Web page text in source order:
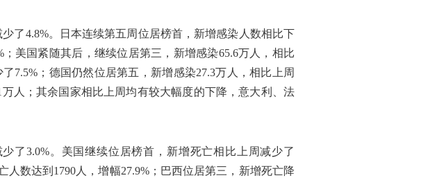
了4.8%。日本连续第五周位居榜首，新增感染人数相比下
美国紧随其后，继续位居第三，新增感染65.6万人，相比
7.5%；德国仍然位居第五，新增感染27.3万人，相比上周
人；其余国家相比上周均有较大幅度的下降，意大利、法
了3.0%。美国继续位居榜首，新增死亡相比上周减少了
数达到1790人，增幅27.9%；巴西位居第三，新增死亡降